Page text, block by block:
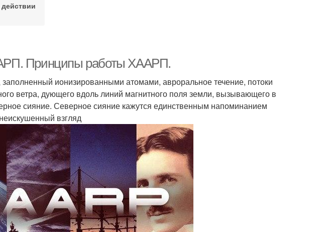
Принципы работы ХААРП.
ионизированными атомами, авроральное течение, потоки
ветра, дующего вдоль линий магнитного поля земли, вызывающего в
сияние. Северное сияние кажутся единственным напоминанием
взгляд